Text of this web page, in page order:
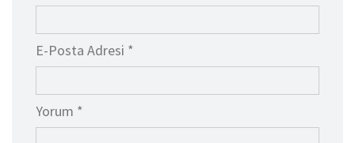
E-Posta Adresi *
Yorum *